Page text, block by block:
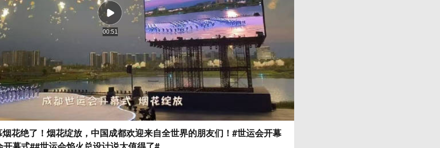
00:51
花绝了！烟花绽放，中国成都欢迎来自全世界的朋友们！#世运会开幕